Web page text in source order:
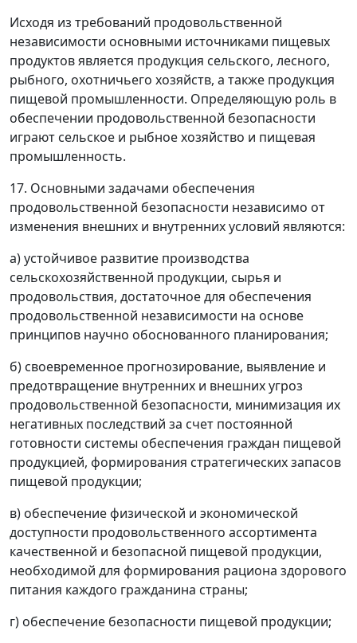
Исходя из требований продовольственной
независимости основными источниками пищевых
продуктов является продукция сельского, лесного,
рыбного, охотничьего хозяйств, а также продукция
пищевой промышленности. Определяющую роль в
обеспечении продовольственной безопасности
играют сельское и рыбное хозяйство и пищевая
промышленность.
17. Основными задачами обеспечения
продовольственной безопасности независимо от
изменения внешних и внутренних условий являются:
а) устойчивое развитие производства
сельскохозяйственной продукции, сырья и
продовольствия, достаточное для обеспечения
продовольственной независимости на основе
принципов научно обоснованного планирования;
б) своевременное прогнозирование, выявление и
предотвращение внутренних и внешних угроз
продовольственной безопасности, минимизация их
негативных последствий за счет постоянной
готовности системы обеспечения граждан пищевой
продукцией, формирования стратегических запасов
пищевой продукции;
в) обеспечение физической и экономической
доступности продовольственного ассортимента
качественной и безопасной пищевой продукции,
необходимой для формирования рациона здорового
питания каждого гражданина страны;
г) обеспечение безопасности пищевой продукции;